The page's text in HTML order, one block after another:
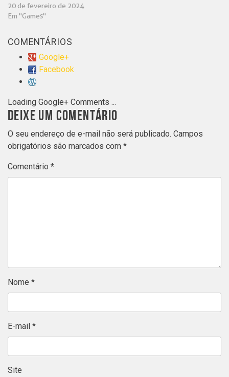
20 de fevereiro de 2024
Em "Games"
COMENTÁRIOS
Google+
Facebook
Loading Google+ Comments ...
DEIXE UM COMENTÁRIO
O seu endereço de e-mail não será publicado. Campos
obrigatórios são marcados com *
Comentário *
Nome *
E-mail *
Site